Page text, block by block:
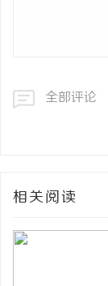
全部评论
相关阅读